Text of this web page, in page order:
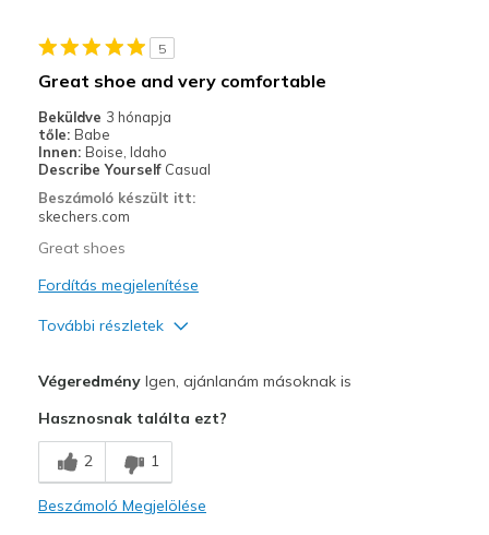
Casual Wear
Width
Sizing
Feels true to size
View On Shoes
Shoes are for Wearing
5
Great shoe and very comfortable
Beküldve 3 hónapja
tőle: Babe
Innen: Boise, Idaho
Describe Yourself Casual
Beszámoló készült itt:
skechers.com
Great shoes
Fordítás megjelenítése
További részletek
Breathe Well
Comfortable
VégeredményIgen, ajánlanám másoknak is
Hasznosnak találta ezt?
2 1
Beszámoló Megjelölése